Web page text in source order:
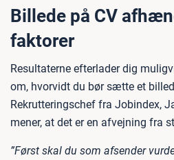
Billede på CV
faktorer
Resultaterne efterlader dig
om, hvorvidt du bør sætte et
Rekrutteringschef fra Jobindex,
mener, at det er en afvejning fra
”Først skal du som afsender